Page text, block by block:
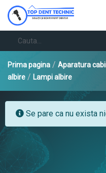
Prima pagina / Aparatura
albire / Lampi albire
Se pare ca nu exista